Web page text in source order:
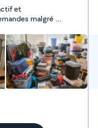
et
malgré le
moments.
des